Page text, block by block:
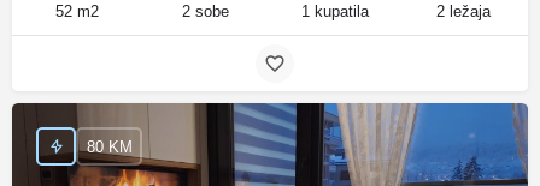
52 m2 2 sobe 1 kupatila 2 ležaja
80 KM